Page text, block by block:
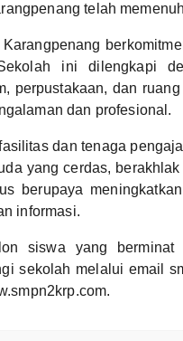
telah
ini dilengkapi
perpustakaan, dan
dan profesional.
dan tenaga
yang cerdas,
berupaya
informasi.
siswa yang
sekolah melalui email